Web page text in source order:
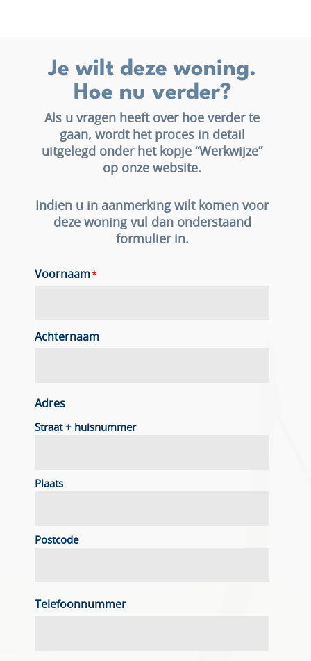
Je wilt deze woning.
Hoe nu verder?
Als u vragen heeft over hoe verder te
gaan, wordt het proces in detail
uitgelegd onder het kopje “Werkwijze”
op onze website.
Indien u in aanmerking wilt komen voor
deze woning vul dan onderstaand
formulier in.
Voornaam*
Achternaam
Adres
Straat + huisnummer
Plaats
Postcode
Telefoonnummer